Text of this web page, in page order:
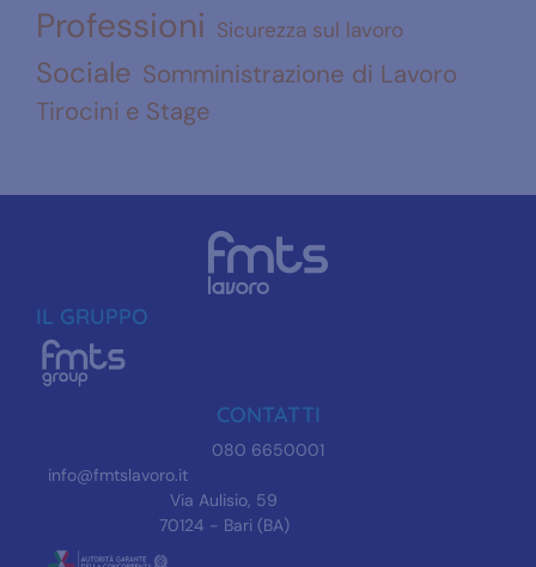
Professioni Sicurezza sul lavoro
Sociale Somministrazione di Lavoro
Tirocini e Stage
IL GRUPPO
CONTATTI
080 6650001
info@fmtslavoro.it
Via Aulisio, 59
70124 - Bari (BA)